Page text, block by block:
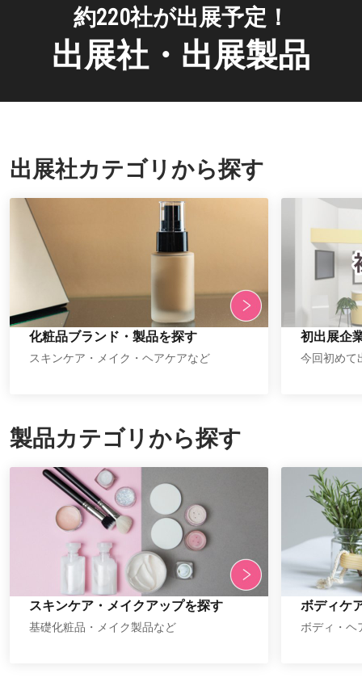
約220社が出展予定！
出展社・出展製品
出展社カテゴリから探す
化粧品ブランド・製品を探す
スキンケア・メイク・ヘアケアなど
初出展企
今回初めて
製品カテゴリから探す
スキンケア・メイクアップを探す
基礎化粧品・メイク製品など
ボディケ
ボディ・ヘ